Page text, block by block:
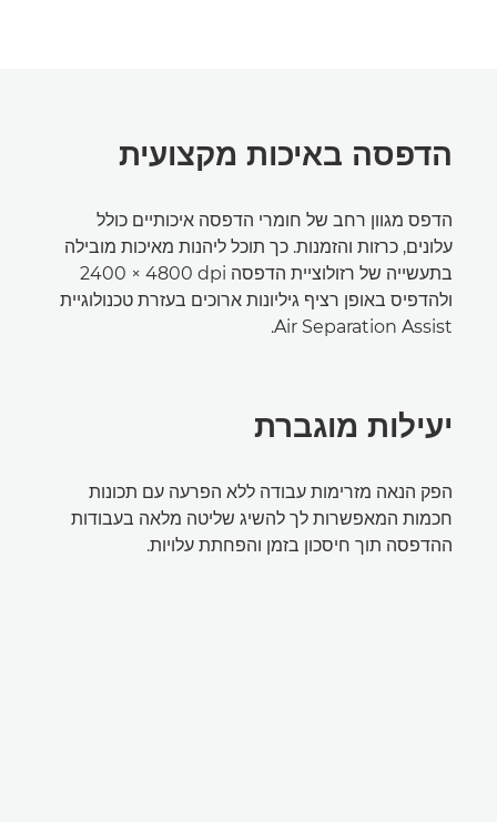
הדפסה באיכות מקצועית
הדפס מגוון רחב של חומרי הדפסה איכותיים כולל
עלונים, כרזות והזמנות. כך תוכל ליהנות מאיכות מובילה
בתעשייה של רזולוציית הדפסה ‎2400 × 4800 dpi
ולהדפיס באופן רציף גיליונות ארוכים בעזרת טכנולוגיית
Air Separation Assist.
יעילות מוגברת
הפק הנאה מזרימות עבודה ללא הפרעה עם תכונות
חכמות המאפשרות לך להשיג שליטה מלאה בעבודות
ההדפסה תוך חיסכון בזמן והפחתת עלויות.